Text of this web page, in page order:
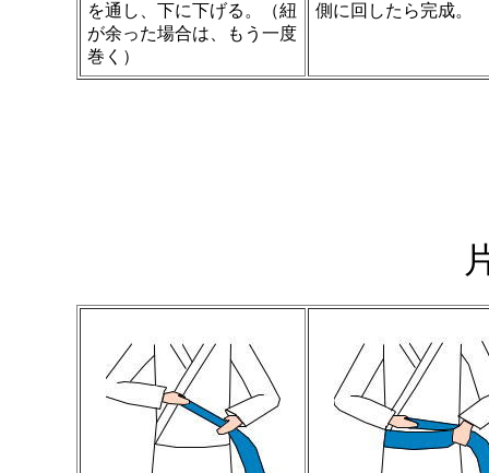
を通し、下に下げる。（紐
が余った場合は、もう一度
巻く）
側に回したら完成。